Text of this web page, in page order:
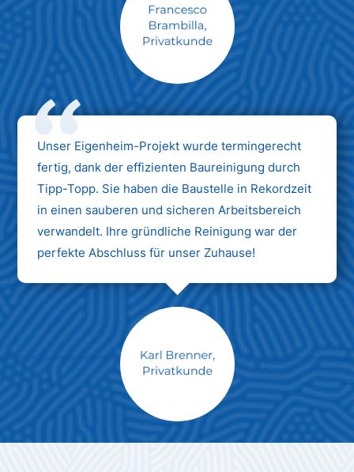
Max Mustermann
Unternehmen AG
Unser Eigenheim-Projekt wurde termingerecht
fertig, dank der effizienten Baureinigung durch
Tipp-Topp. Sie haben die Baustelle in Rekordzeit
in einen sauberen und sicheren Arbeitsbereich
verwandelt. Ihre gründliche Reinigung war der
perfekte Abschluss für unser Zuhause!
Max Mustermann